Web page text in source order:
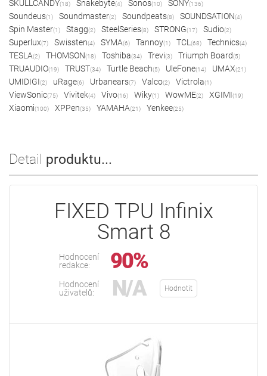
SKULLCANDY(18) Snakebyte(4) Sonos(10) SONY(136)
Soundeus(1) Soundmaster(2) Soundpeats(8) SOUNDSATION(4)
Spin Master(1) Stagg(2) SteelSeries(8) STRONG(17) Sudio(2)
Superlux(7) Swissten(4) SYMA(6) Tannoy(1) TCL (68) Technics(4)
TESLA(2) THOMSON(18) Toshiba(34) Trevi(3) Triumph Board(5)
TRUAUDIO(19) TRUST(34) Turtle Beach(5) UleFone(14) UMAX(21)
UMIDIGI(2) uRage(6) Urbanears(7) Valco(2) Victrola(1)
ViewSonic(75) Vivitek(4) Vivo(16) Wiky(1) WowME(2) XGIMI(19)
Xiaomi(100) XPPen(35) YAMAHA(21) Yenkee(25)
Detail produktu...
FIXED TPU Infinix
Smart 8
Hodnocení
redakce:
90%
Hodnocení
uživatelů:
N/A Hodnotit